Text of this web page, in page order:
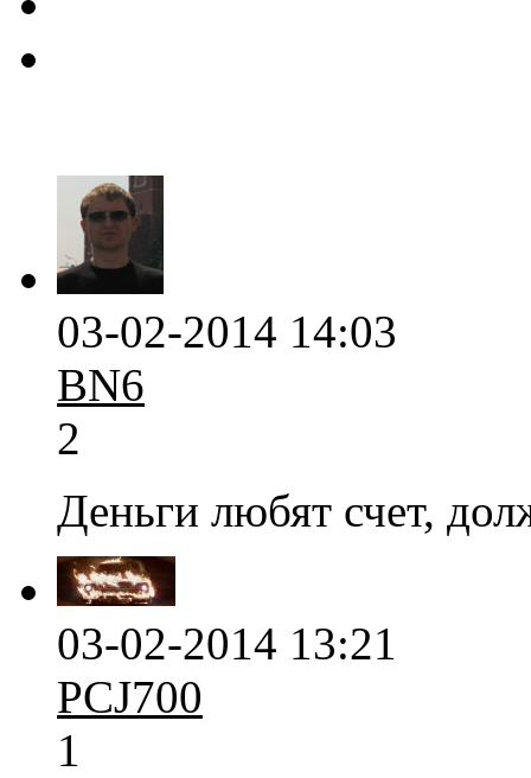
03-02-2014 14:03
BN6
2
Деньги любят счет,
03-02-2014 13:21
PCJ700
1